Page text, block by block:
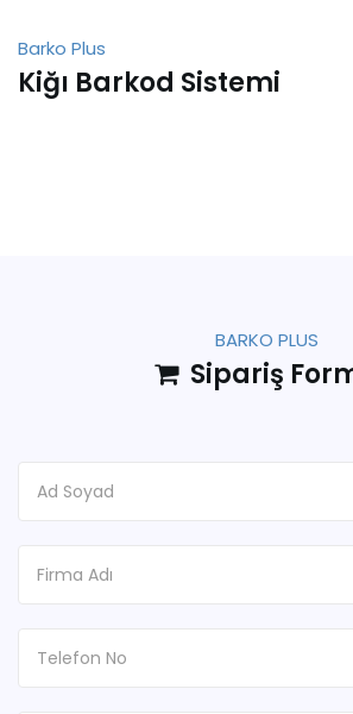
Barko Plus
Kiğı Barkod Sistemi
BARKO PLUS
Sipariş